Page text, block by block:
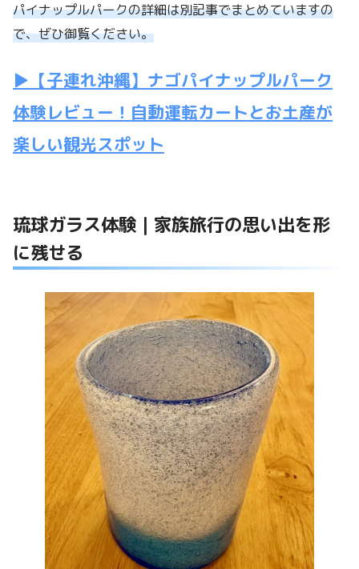
パイナップルパークの詳細は別記事でまとめていますの
で、ぜひ御覧ください。
▶【子連れ沖縄】ナゴパイナップルパーク
体験レビュー！自動運転カートとお土産が
楽しい観光スポット
琉球ガラス体験｜家族旅行の思い出を形
に残せる